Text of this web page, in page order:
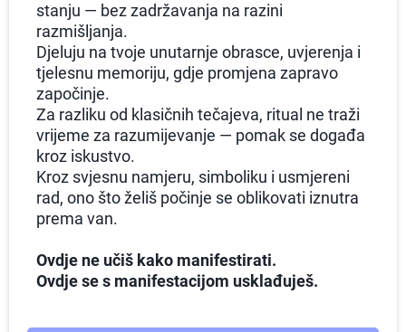
stanju — bez zadržavanja na razini
razmišljanja.
Djeluju na tvoje unutarnje obrasce, uvjerenja i
tjelesnu memoriju, gdje promjena zapravo
započinje.
Za razliku od klasičnih tečajeva, ritual ne traži
vrijeme za razumijevanje — pomak se događa
kroz iskustvo.
Kroz svjesnu namjeru, simboliku i usmjereni
rad, ono što želiš počinje se oblikovati iznutra
prema van.
Ovdje ne učiš kako manifestirati.
Ovdje se s manifestacijom usklađuješ.